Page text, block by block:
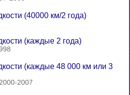
(40000 км/2 года)
(каждые 2 года)
(каждые 48 000 км или 3
2007